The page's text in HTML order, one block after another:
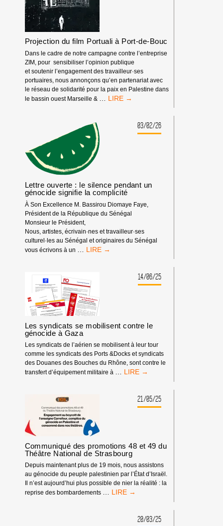
Projection du film Portuali à Port-de-Bouc
Dans le cadre de notre campagne contre l’entreprise
ZIM, pour sensibiliser l’opinion publique
et soutenir l’engagement des travailleur·ses
portuaires, nous annonçons qu’en partenariat avec
le réseau de solidarité pour la paix en Palestine dans
le bassin ouest Marseille &
PROJECTION
PORTUALI03/02/26
Lettre ouverte : le silence pendant un
génocide signifie la complicité
À Son Excellence M. Bassirou Diomaye Faye,
Président de la République du Sénégal
Monsieur le Président,
Nous, artistes, écrivain·nes et travailleur·ses
culturel·les au Sénégal et originaires du Sénégal
vous écrivons à un
LETTRE
SILENCE
PENDANT
UN
GÉNOCIDE
LA
14/06/25
Les syndicats se mobilisent contre le
génocide à Gaza
Les syndicats de l’aérien se mobilisent à leur tour
comme les syndicats des Ports &Docks et syndicats
des Douanes des Bouches du Rhône, sont contre le
transfert d’équipement militaire à
LES
MOBILISENT
CONTRE
GAZA
21/05/25
Communiqué des promotions 48 et 49 du
Théâtre National de Strasbourg
Depuis maintenant plus de 19 mois, nous assistons
au génocide du peuple palestinien par l’État d’Israël.
Il n’est aujourd’hui plus possible de nier la réalité : la
reprise des bombardements … COMMUNIQUÉ
20/03/25